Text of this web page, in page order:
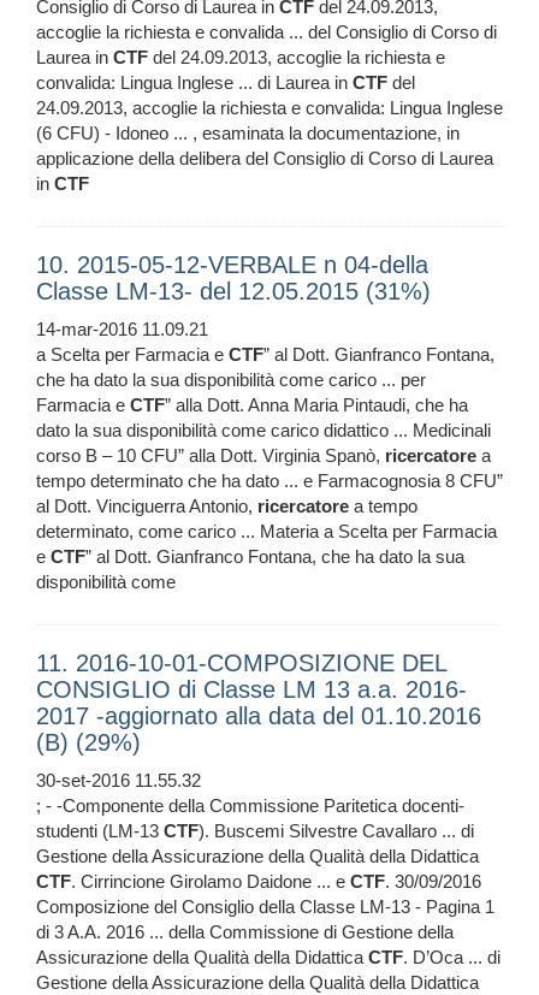
Consiglio di Corso di Laurea in CTF del 24.09.2013,
accoglie la richiesta e convalida ... del Consiglio di Corso di
Laurea in CTF del 24.09.2013, accoglie la richiesta e
convalida: Lingua Inglese ... di Laurea in CTF del
24.09.2013, accoglie la richiesta e convalida: Lingua Inglese
(6 CFU) - Idoneo ... , esaminata la documentazione, in
applicazione della delibera del Consiglio di Corso di Laurea
in CTF
10. 2015-05-12-VERBALE n 04-della
Classe LM-13- del 12.05.2015 (31%)
14-mar-2016 11.09.21
a Scelta per Farmacia e CTF” al Dott. Gianfranco Fontana,
che ha dato la sua disponibilità come carico ... per
Farmacia e CTF” alla Dott. Anna Maria Pintaudi, che ha
dato la sua disponibilità come carico didattico ... Medicinali
corso B – 10 CFU” alla Dott. Virginia Spanò, ricercatore a
tempo determinato che ha dato ... e Farmacognosia 8 CFU”
al Dott. Vinciguerra Antonio, ricercatore a tempo
determinato, come carico ... Materia a Scelta per Farmacia
e CTF” al Dott. Gianfranco Fontana, che ha dato la sua
disponibilità come
11. 2016-10-01-COMPOSIZIONE DEL
CONSIGLIO di Classe LM 13 a.a. 2016-
2017 -aggiornato alla data del 01.10.2016
(B) (29%)
30-set-2016 11.55.32
; - -Componente della Commissione Paritetica docenti-
studenti (LM-13 CTF). Buscemi Silvestre Cavallaro ... di
Gestione della Assicurazione della Qualità della Didattica
CTF. Cirrincione Girolamo Daidone ... e CTF. 30/09/2016
Composizione del Consiglio della Classe LM-13 - Pagina 1
di 3 A.A. 2016 ... della Commissione di Gestione della
Assicurazione della Qualità della DidatticaCTF. D’Oca ... di
Gestione della Assicurazione della Qualità della Didattica